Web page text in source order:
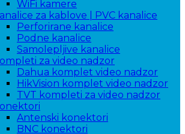
WiFi kamere
za kablove | PVC kanalice
Perforirane kanalice
Podne kanalice
Samolepljive kanalice
za video nadzor
Dahua komplet video nadzor
HikVision komplet video nadzor
TVT kompleti za video nadzor
Antenski konektori
BNC konektori